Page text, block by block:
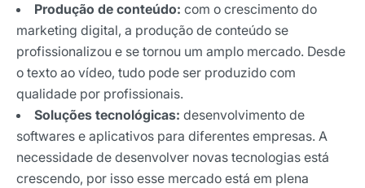
Produção de conteúdo: com o crescimento do
marketing digital, a produção de conteúdo se
profissionalizou e se tornou um amplo mercado. Desde
o texto ao vídeo, tudo pode ser produzido com
qualidade por profissionais.
Soluções tecnológicas: desenvolvimento de
softwares e aplicativos para diferentes empresas. A
necessidade de desenvolver novas tecnologias está
crescendo, por isso esse mercado está em plena